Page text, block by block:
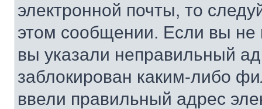
электронной почты, то
этом сообщении. Если вы
вы указали неправильный
заблокирован каким-либо
ввели правильный адрес